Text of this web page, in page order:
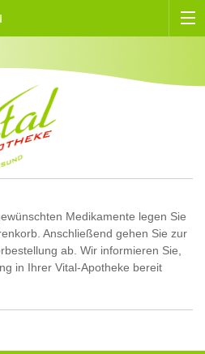
Medikamente legen Sie
Anschließend gehen Sie zur
ab. Wir informieren Sie,
in Ihrer Vital-Apotheke bereit